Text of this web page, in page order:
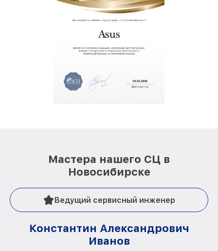
Мастера нашего СЦ в
Новосибирске
Ведущий сервисный инженер
Константин Александрович
Иванов